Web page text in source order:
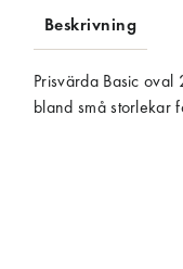
Beskrivning
Prisvärda Basic
bland små storlekar